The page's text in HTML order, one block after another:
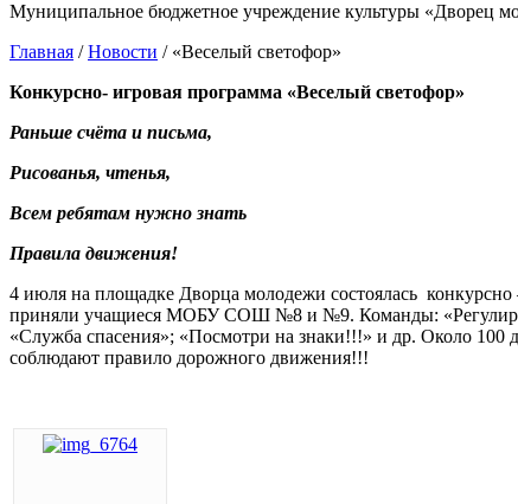
Муниципальное бюджетное учреждение культуры «Дворец
Главная /Новости / «Веселый светофор»
Конкурсно- игровая программа «Веселый светофор»
Раньше счёта и письма,
Рисованья, чтенья,
Всем ребятам нужно знать
Правила движения!
4 июля на площадке Дворца молодежи состоялась
приняли учащиеся МОБУ СОШ №8 и №9. Команды:
«Служба спасения»; «Посмотри на знаки!!!» и др. Около 100
соблюдают правило дорожного движения!!!